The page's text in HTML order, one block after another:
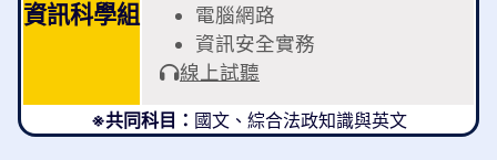
資訊科學組
電腦網路
資訊安全實務
線上試聽
※共同科目： 國文、綜合法政知識與英文